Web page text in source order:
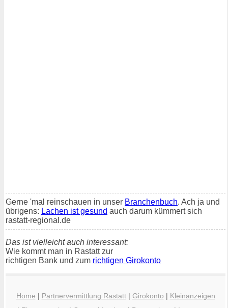
Gerne 'mal reinschauen in unser Branchenbuch. Ach ja und
übrigens: Lachen ist gesund auch darum kümmert sich
rastatt-regional.de
Das ist vielleicht auch interessant:
Wie kommt man in Rastatt zur
richtigen Bank und zum richtigen Girokonto
Home | Partnervermittlung Rastatt| Girokonto | Kleinanzeigen